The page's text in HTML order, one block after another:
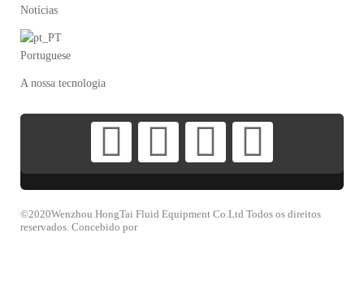
Notícias
Portuguese
A nossa tecnologia
©2020Wenzhou HongTai Fluid Equipment Co.Ltd Todos os direitos
reservados. Concebido por